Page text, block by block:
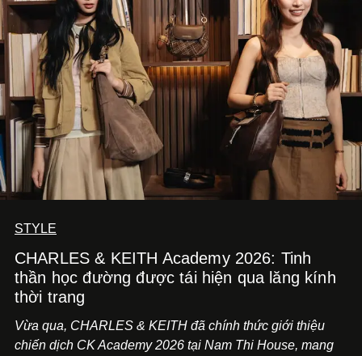
STYLE
CHARLES & KEITH Academy 2026: Tinh
thần học đường được tái hiện qua lăng kính
thời trang
Vừa qua, CHARLES & KEITH đã chính thức giới thiệu
chiến dịch CK Academy 2026 tại Nam Thi House, mang